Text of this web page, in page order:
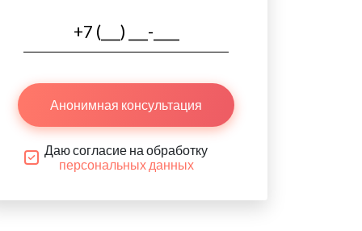
Анонимная консультация
Даю согласие на обработку
персональных данных